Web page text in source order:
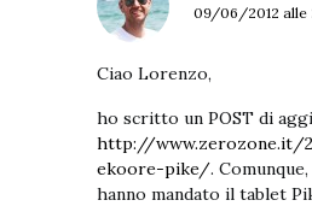
09/06/2012 alle
Ciao Lorenzo,
ho scritto un POST di
http://www.zerozone.it/
ekoore-pike/.
hanno mandato il tablet